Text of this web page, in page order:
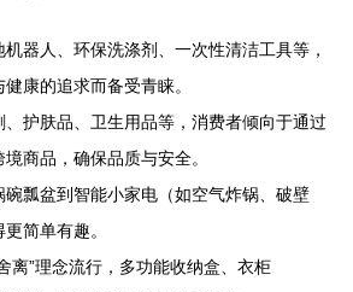
器人、环保洗涤剂、一次性清洁工具等，
康的追求而备受青睐。
护肤品、卫生用品等，消费者倾向于通过
商品，确保品质与安全。
碗瓢盆到智能小家电（如空气炸锅、破壁
简单有趣。
离”理念流行，多功能收纳盒、衣柜